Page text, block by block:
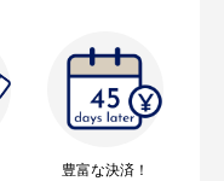
豊富な決済！